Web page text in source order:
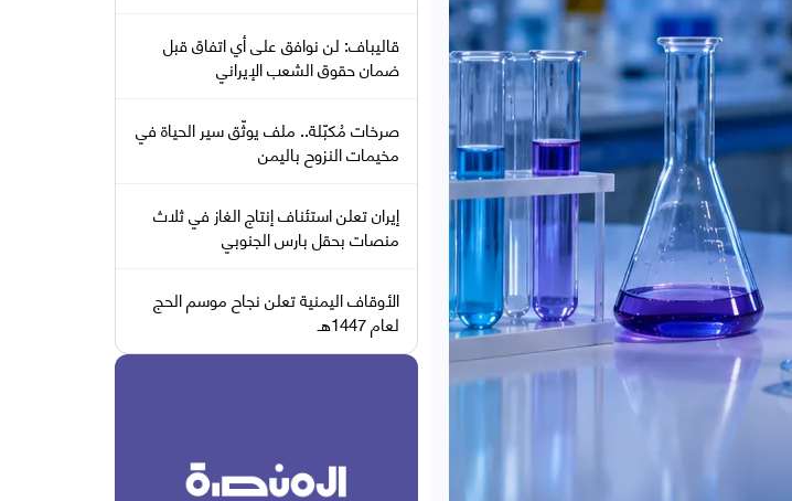
قاليباف: لن نوافق على أي اتفاق قبل
ضمان حقوق الشعب الإيراني
صرخات مُكبّلة.. ملف يوثّق سير الحياة في
مخيمات النزوح باليمن
إيران تعلن استئناف إنتاج الغاز في ثلاث
منصات بحقل بارس الجنوبي
الأوقاف اليمنية تعلن نجاح موسم الحج
لعام 1447هـ